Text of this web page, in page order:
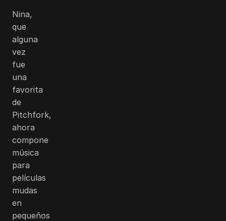
Nina,
que
alguna
vez
fue
una
favorita
de
Pitchfork,
ahora
compone
música
para
películas
mudas
en
pequeños